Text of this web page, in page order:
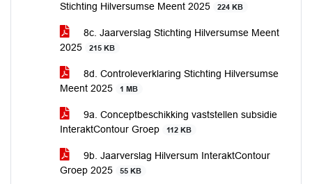
Stichting Hilversumse Meent 2025
224 KB
8c. Jaarverslag Stichting Hilversumse Meent
2025
215 KB
8d. Controleverklaring Stichting Hilversumse
Meent 2025
1 MB
9a. Conceptbeschikking vaststellen subsidie
InteraktContour Groep
112 KB
9b. Jaarverslag Hilversum InteraktContour
Groep 2025
55 KB